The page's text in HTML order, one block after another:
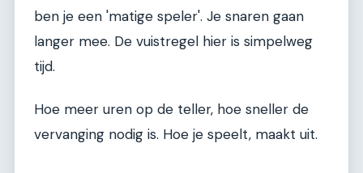
ben je een 'matige speler'. Je snaren gaan
langer mee. De vuistregel hier is simpelweg
tijd.
Hoe meer uren op de teller, hoe sneller de
vervanging nodig is. Hoe je speelt, maakt uit.